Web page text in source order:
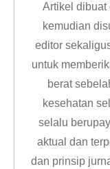
Artikel dibuat
kemudian
editor
untuk
berat
kesehatan
selalu
aktual dan
dan prinsip